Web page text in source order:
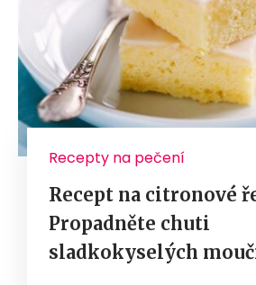
Recepty na pečení
Recept na citronové
Propadněte chuti
sladkokyselých